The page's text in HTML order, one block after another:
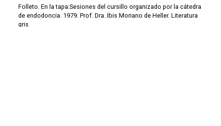
Folleto. En la tapa:Sesiones del cursillo organizado por la cátedra
de endodoncia. 1979. Prof. Dra. Ibis Moriano de Heller. Literatura
gris